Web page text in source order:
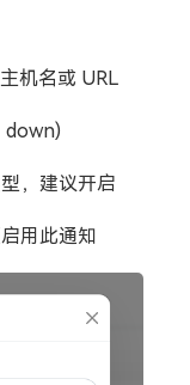
机名或 URL
down)
，建议开启
用此通知